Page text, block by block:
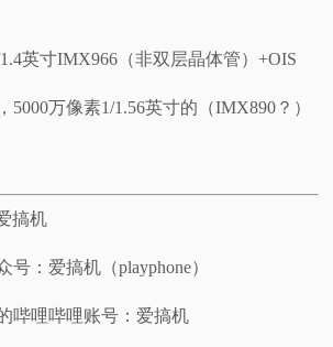
英寸IMX966（非双层晶体管）+OIS
5000万像素1/1.56英寸的（IMX890？）
搞机
：爱搞机（playphone）
哔哩哔哩账号：爱搞机